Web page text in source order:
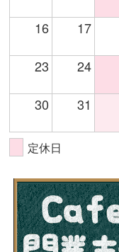
16 17
23 24
30 31
定休日